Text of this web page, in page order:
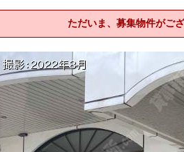
ただいま、募集物件がござ